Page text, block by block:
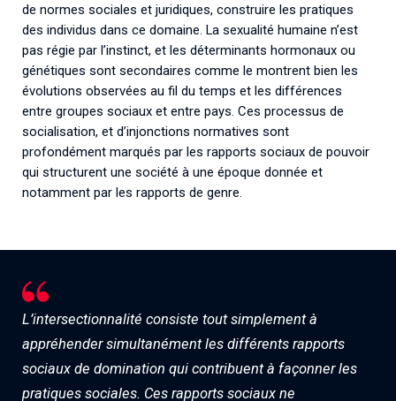
de normes sociales et juridiques, construire les pratiques
des individus dans ce domaine. La sexualité humaine n’est
pas régie par l’instinct, et les déterminants hormonaux ou
génétiques sont secondaires comme le montrent bien les
évolutions observées au fil du temps et les différences
entre groupes sociaux et entre pays. Ces processus de
socialisation, et d’injonctions normatives sont
profondément marqués par les rapports sociaux de pouvoir
qui structurent une société à une époque donnée et
notamment par les rapports de genre.
L’intersectionnalité consiste tout simplement à
appréhender simultanément les différents rapports
sociaux de domination qui contribuent à façonner les
pratiques sociales. Ces rapports sociaux ne